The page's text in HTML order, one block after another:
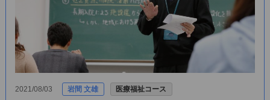
2021/08/03 岩間 文雄 医療福祉コース